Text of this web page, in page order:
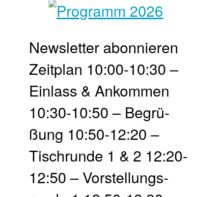
Newsletter abonnieren
Zeit­plan 10:00-10:30 –
Einlass & Ankommen
10:30-10:50 – Begrü­
ßung 10:50-12:20 –
Tisch­runde 1 & 2 12:20-
12:50 – Vor­stellungs­